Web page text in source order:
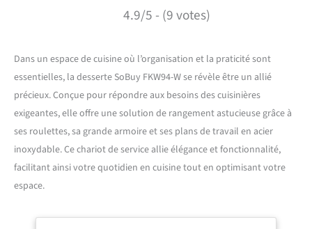
4.9/5 - (9 votes)
Dans un espace de cuisine où l’organisation et la praticité sont
essentielles, la desserte SoBuy FKW94-W se révèle être un allié
précieux. Conçue pour répondre aux besoins des cuisinières
exigeantes, elle offre une solution de rangement astucieuse grâce à
ses roulettes, sa grande armoire et ses plans de travail en acier
inoxydable. Ce chariot de service allie élégance et fonctionnalité,
facilitant ainsi votre quotidien en cuisine tout en optimisant votre
espace.